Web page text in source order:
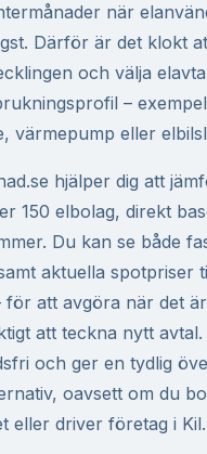
när
Därför är det klokt
och välja
–
värmepump eller
hjälper dig att
150 elbolag, direkt
Du kan se både
aktuella spotpriser
för att avgöra när det
att teckna nytt
och ger en tydlig
oavsett om du
eller driver företag i Kil.